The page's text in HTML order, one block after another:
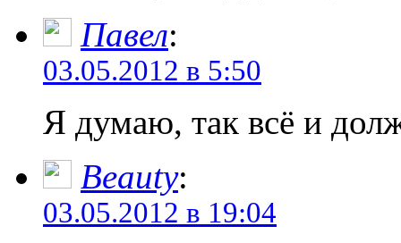
Павел:
03.05.2012 в 5:50
Я думаю, так всё и
Beauty:
03.05.2012 в 19:04